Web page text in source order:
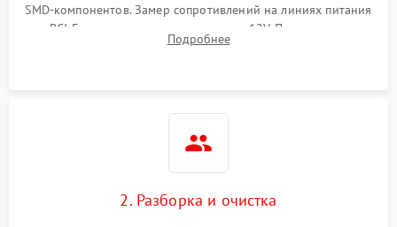
SMD-компонентов. Замер сопротивлений на линиях питания
PCI-E и дополнительных разъемах 12V. Проверка на
короткое замыкание основных дросселей питания GPU и
Подробнее
2. Разборка и очистка